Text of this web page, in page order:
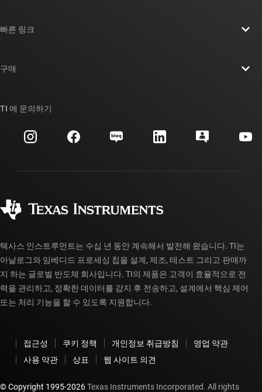
투자 관계
제조
빠른 링크
대체품 검색
고객 지원 센터
myTI 계정 FAQ
구매
주문 FAQ
TI 에 문의하기
텍사스 인스트루먼트는 수십 년 동안 계속해서 발전해 왔습니다. TI는
아날로그와 임베디드 프로세싱 칩을 설계, 제조, 테스트 그리고 판매까
지 하는 글로벌 반도체 회사입니다. TI의 제품은 고객이 효율적으로 전
력을 관리하고, 정확한 데이터를 감지 후 전송하고, 설계에서 핵심 제어
또는 처리 기능을 할 수 있도록 지원합니다.
접근성 쿠키 정책 개인정보 취급방침
영업 약관
사용 약관
상표 웹 사이트 의견
© Copyright 1995-2026Texas Instruments Incorporated. All rights